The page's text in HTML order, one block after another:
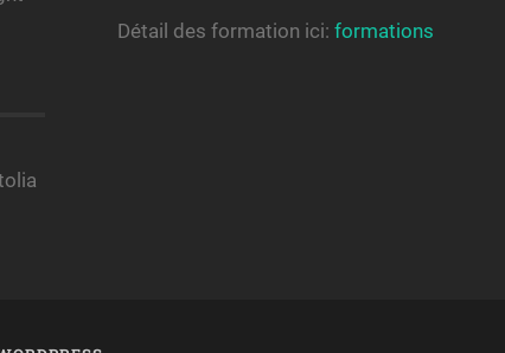
Détail des formation ici: formations